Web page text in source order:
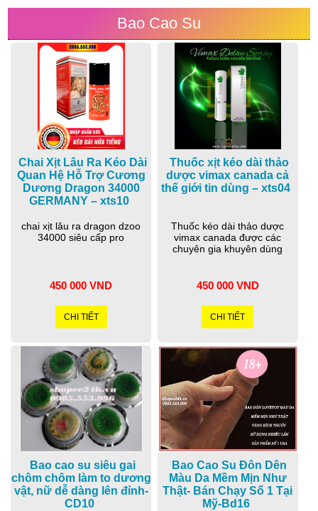
Bao Cao Su
Chai Xịt Lâu Ra Kéo Dài
Quan Hệ Hỗ Trợ Cương
Dương Dragon 34000
GERMANY – xts10
chai xịt lâu ra dragon dzoo
34000 siêu cấp pro
450 000 VND
CHI TIẾT
Thuốc xịt kéo dài thảo
dược vimax canada cả
thế giới tin dùng – xts04
Thuốc kéo dài thảo dược
vimax canada được các
chuyên gia khuyên dùng
450 000 VND
CHI TIẾT
Bao cao su siêu gai
chôm chôm làm to dương
vật, nữ dễ dàng lên đỉnh-
CD10
Bao Cao Su Đôn Dên
Màu Da Mềm Mịn Như
Thật- Bán Chạy Số 1 Tại
Mỹ-Bd16